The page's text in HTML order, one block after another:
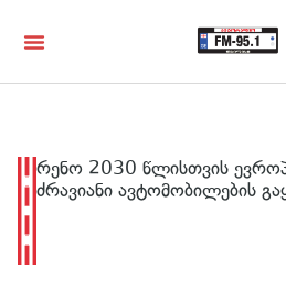
რენო 2030 წლისთვის
ძრავიანი ავტომობილების